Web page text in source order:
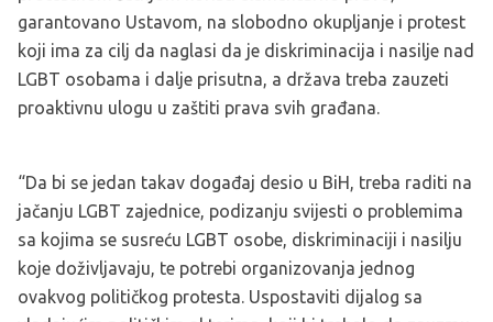
garantovano Ustavom, na slobodno okupljanje i protest
koji ima za cilj da naglasi da je diskriminacija i nasilje nad
LGBT osobama i dalje prisutna, a država treba zauzeti
proaktivnu ulogu u zaštiti prava svih građana.
“Da bi se jedan takav događaj desio u BiH, treba raditi na
jačanju LGBT zajednice, podizanju svijesti o problemima
sa kojima se susreću LGBT osobe, diskriminaciji i nasilju
koje doživljavaju, te potrebi organizovanja jednog
ovakvog političkog protesta. Uspostaviti dijalog sa